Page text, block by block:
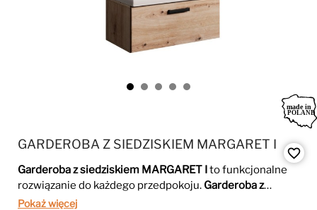
GARDEROBA Z SIEDZISKIEM MARGARET I
Garderoba z siedziskiem MARGARET Ito funkcjonalne
rozwiązanie do każdego przedpokoju. Garderoba z
siedziskiem
Pokaż więcej
favorite_border